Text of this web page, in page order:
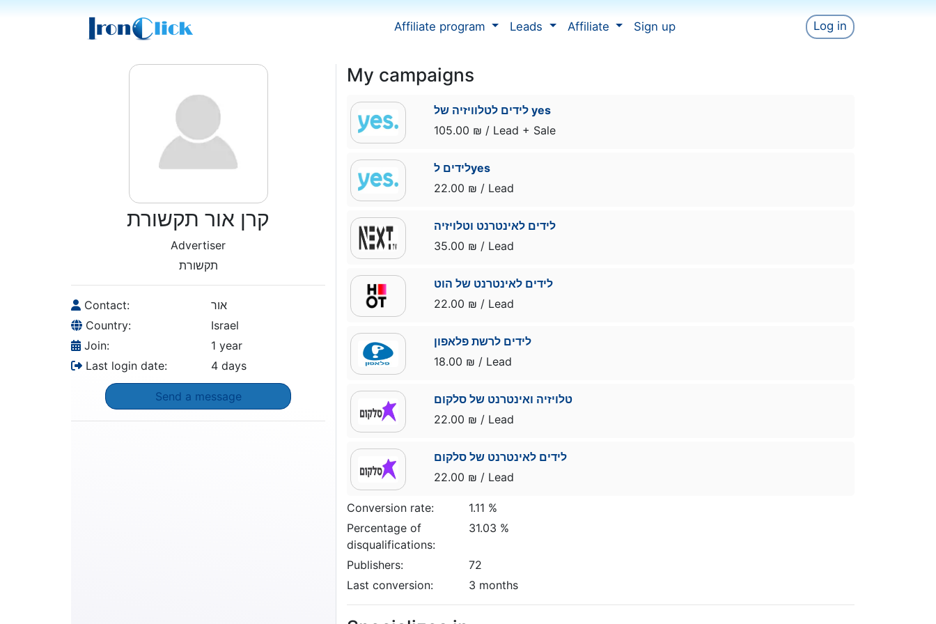
Affiliate program Leads Affiliate Sign up Log in
קרן אור תקשורת
Advertiser
תקשורת
Contact:
אור
Country:
Israel
Join:
1 year
Last login date:
4 days
Send a message
My campaigns
לידים לטלוויזיה של yes
105.00 ₪ / Lead + Sale
לידים לyes
22.00 ₪ / Lead
לידים לאינטרנט וטלויזיה
35.00 ₪ / Lead
לידים לאינטרנט של הוט
22.00 ₪ / Lead
לידים לרשת פלאפון
18.00 ₪ / Lead
טלויזיה ואינטרנט של סלקום
22.00 ₪ / Lead
לידים לאינטרנט של סלקום
22.00 ₪ / Lead
Conversion rate:
1.11 %
Percentage of
disqualifications:
31.03 %
Publishers:
72
Last conversion:
3 months